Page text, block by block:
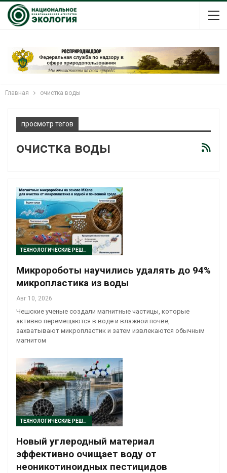
Главная очистка воды
просмотр тегов
очистка воды
ТЕХНОЛОГИЧЕСКИЕ РЕШЕНИЯ
Микророботы научились удалять до 94%
микропластика из воды
Авг 10, 2026
Чешские ученые создали магнитные частицы, которые
активно перемещаются в воде и влажной почве,
захватывают микропластик и затем извлекаются обычным
магнитом
ТЕХНОЛОГИЧЕСКИЕ РЕШЕНИЯ
Новый углеродный материал
эффективно очищает воду от
неоникотиноидных пестицидов